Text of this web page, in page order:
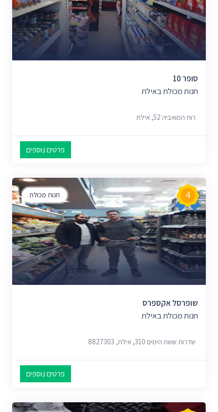
סופר 10
חנות מכולת באילת
רות המואביה 52, אילת
פרטים נוספים
חנות מכולת 4
שופרסל אקספרס
חנות מכולת באילת
שדרות ששת הימים 310, אילת, 8827303
פרטים נוספים